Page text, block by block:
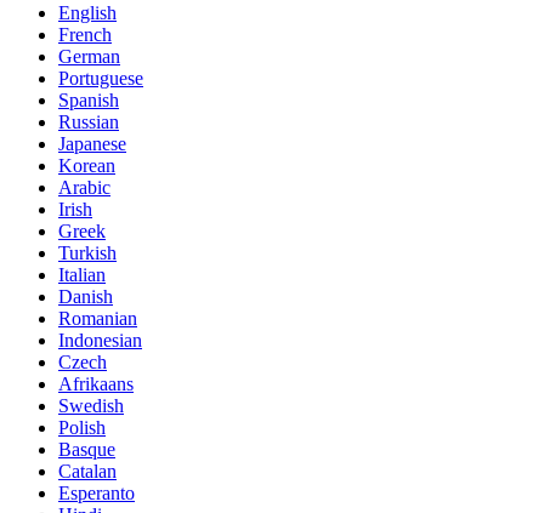
English
French
German
Portuguese
Spanish
Russian
Japanese
Korean
Arabic
Irish
Greek
Turkish
Italian
Danish
Romanian
Indonesian
Czech
Afrikaans
Swedish
Polish
Basque
Catalan
Esperanto